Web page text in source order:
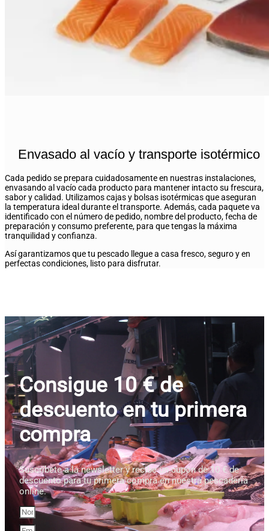
Envasado al vacío y transporte isotérmico
Cada pedido se prepara cuidadosamente en nuestras instalaciones,
envasando al vacío cada producto para mantener intacto su frescura,
sabor y calidad. Utilizamos cajas y bolsas isotérmicas que aseguran
la temperatura ideal durante el transporte. Además, cada paquete va
identificado con el número de pedido, nombre del producto, fecha de
preparación y consumo preferente, para que tengas la máxima
tranquilidad y confianza.
Así garantizamos que tu pescado llegue a casa fresco, seguro y en
perfectas condiciones, listo para disfrutar.
Consigue 10 € de
descuento en tu primera
compra
Suscríbete a la newsletter y recibe un cupón de 10 € de
descuento para tu primera compra en nuestra pescadería
online.